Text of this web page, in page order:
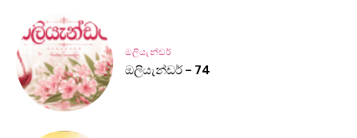
ඔලියැන්ඩර්
ඔලියැන්ඩර් – 74